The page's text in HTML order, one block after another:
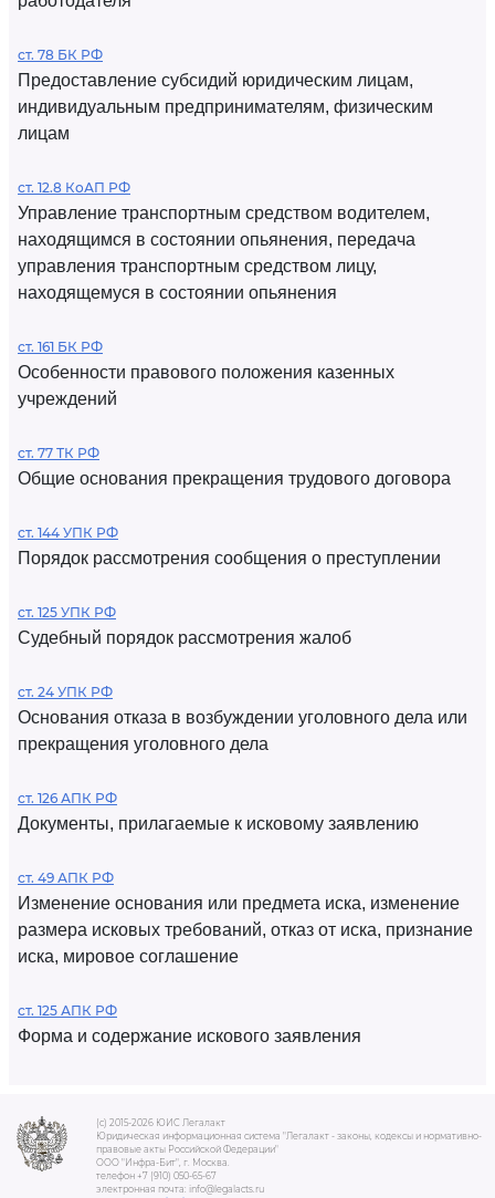
ст. 78 БК РФ
Предоставление субсидий юридическим лицам,
индивидуальным предпринимателям, физическим
лицам
ст. 12.8 КоАП РФ
Управление транспортным средством водителем,
находящимся в состоянии опьянения, передача
управления транспортным средством лицу,
находящемуся в состоянии опьянения
ст. 161 БК РФ
Особенности правового положения казенных
учреждений
ст. 77 ТК РФ
Общие основания прекращения трудового договора
ст. 144 УПК РФ
Порядок рассмотрения сообщения о преступлении
ст. 125 УПК РФ
Судебный порядок рассмотрения жалоб
ст. 24 УПК РФ
Основания отказа в возбуждении уголовного дела или
прекращения уголовного дела
ст. 126 АПК РФ
Документы, прилагаемые к исковому заявлению
ст. 49 АПК РФ
Изменение основания или предмета иска, изменение
размера исковых требований, отказ от иска, признание
иска, мировое соглашение
ст. 125 АПК РФ
Форма и содержание искового заявления
(c) 2015-2026 ЮИС Легалакт
Юридическая информационная система "Легалакт - законы, кодексы и нормативно-
правовые акты Российской Федерации"
ООО "Инфра-Бит", г. Москва.
телефон +7 (910) 050-65-67
электронная почта: info@legalacts.ru